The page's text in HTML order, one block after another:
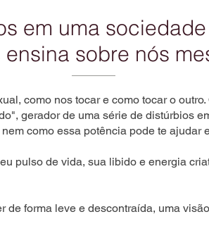
em uma
ensina sobre nós
como nos tocar e como tocar o
gerador de uma série de distúrbios
como essa potência pode te ajudar
pulso de vida, sua libido e energia
de forma leve e descontraída, uma